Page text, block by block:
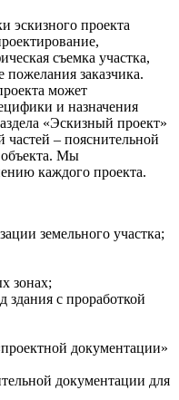
эскизного проекта
съемка участка,
пожелания заказчика.
может
и назначения
«Эскизный проект»
частей – пояснительной
объекта. Мы
каждого проекта.
земельного участка;
зонах;
с проработкой
документации»
документации для